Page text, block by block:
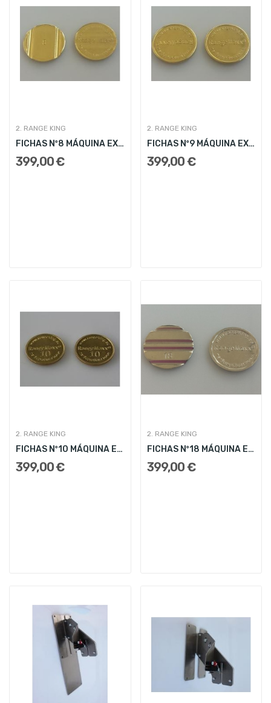
2. RANGE KING
FICHAS Nº8 MÁQUINA EXPENDEDORA RANGE KING
399,00 €
2. RANGE KING
FICHAS Nº9 MÁQUINA EXPENDEDORA RANGE KING
399,00 €
2. RANGE KING
FICHAS Nº10 MÁQUINA EXPENDEDORA RANGE KING
399,00 €
2. RANGE KING
FICHAS Nº18 MÁQUINA EXPENDEDORA RANGE KING
399,00 €